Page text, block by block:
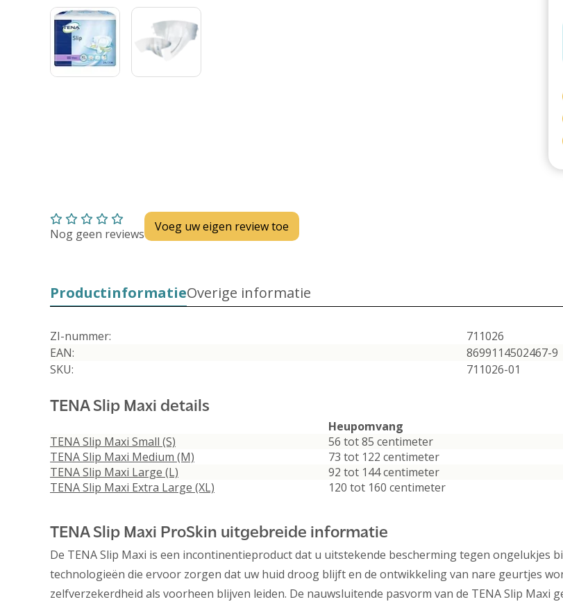
Nog geen reviews Voeg uw eigen review toe
ProductinformatieOverige informatie
ZI-nummer:
711026
EAN:
8699114502467-9
SKU:
711026-01
TENA Slip Maxi details
Heupomvang
TENA Slip Maxi Small (S)
56 tot 85 centimeter
TENA Slip Maxi Medium (M)
73 tot 122 centimeter
TENA Slip Maxi Large (L)
92 tot 144 centimeter
TENA Slip Maxi Extra Large (XL)
120 tot 160 centimeter
TENA Slip Maxi ProSkin uitgebreide informatie
De TENA Slip Maxi is een incontinentieproduct dat u uitstekende bescherming tegen ongelukjes
technologieën die ervoor zorgen dat uw huid droog blijft en de ontwikkeling van nare geurtjes
zelfverzekerdheid als voorheen blijven leiden. De nauwsluitende pasvorm van de TENA Slip Maxi